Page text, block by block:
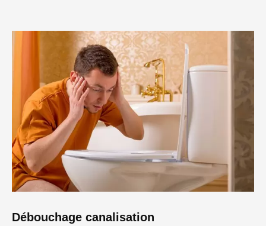
Débouchage canalisation